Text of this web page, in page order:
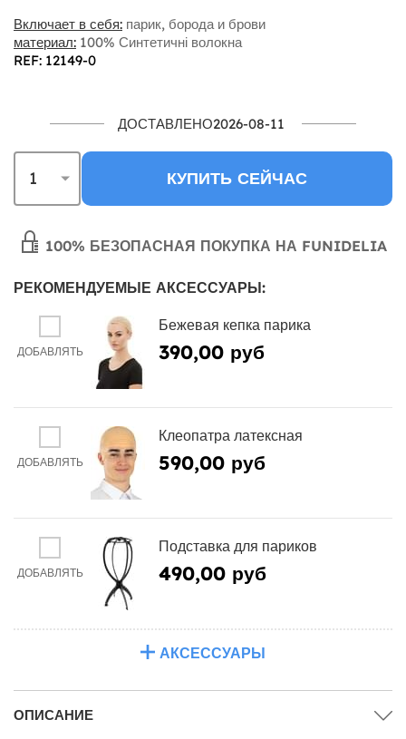
Включает в себя: парик, борода и брови
материал: 100% Синтетичні волокна
REF: 12149-0
ДОСТАВЛЕНО2026-08-11
КУПИТЬ СЕЙЧАС
100% БЕЗОПАСНАЯ ПОКУПКА НА FUNIDELIA
РЕКОМЕНДУЕМЫЕ АКСЕССУАРЫ:
ДОБАВЛЯТЬ
Бежевая кепка парика
390,00 руб
ДОБАВЛЯТЬ
Клеопатра латексная
590,00 руб
ДОБАВЛЯТЬ
Подставка для париков
490,00 руб
АКСЕССУАРЫ
ОПИСАНИЕ